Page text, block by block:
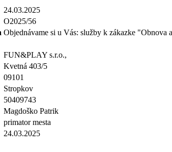
24.03.2025
O2025/56
Objednávame si u Vás: služby k zákazke "Obnova
FUN&PLAY s.r.o.,
Kvetná 403/5
09101
Stropkov
50409743
Magdoško Patrik
primator mesta
24.03.2025